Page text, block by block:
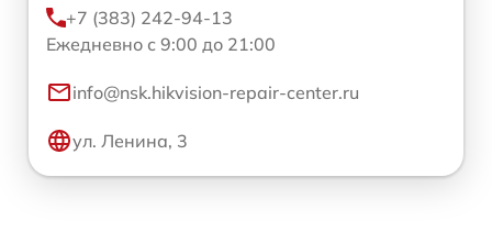
+7 (383) 242-94-13
Ежедневно с 9:00 до 21:00
info@nsk.hikvision-repair-center.ru
ул. Ленина, 3